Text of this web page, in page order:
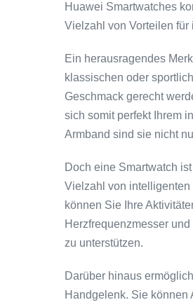
Huawei Smartwatches
Vielzahl von Vorteilen für
Ein herausragendes
klassischen oder
Geschmack gerecht
sich somit perfekt Ihrem
Armband sind sie nicht
Doch eine Smartwatch
Vielzahl von
können Sie Ihre
Herzfrequenzmesser
zu unterstützen.
Darüber hinaus
Handgelenk. Sie können